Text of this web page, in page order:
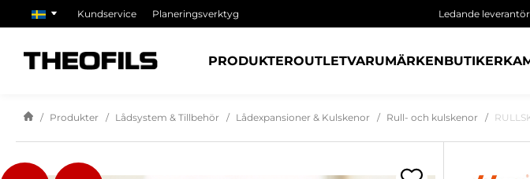
Kundservice Planeringsverktyg Ledande
PRODUKTEROUTLETVARUMÄRKENBUTIKER
Produkter Lådsystem & Tillbehör Lådexpansioner & Kulskenor Rull- och kulskenor